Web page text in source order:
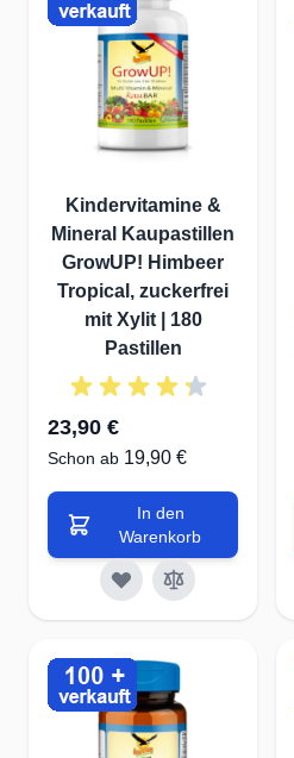
Kindervitamine &
Mineral Kaupastillen
GrowUP! Himbeer
Tropical, zuckerfrei
mit Xylit | 180
Pastillen
23,90 €
Schon ab 19,90 €
In den
Warenkorb